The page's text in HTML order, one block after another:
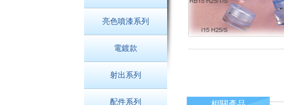
亮色噴漆系列
電鍍款
射出系列
配件系列